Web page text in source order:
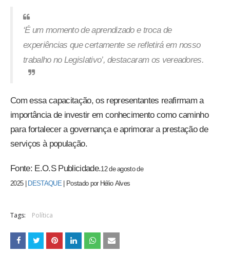
‘É um momento de aprendizado e troca de
experiências que certamente se refletirá em nosso
trabalho no Legislativo’, destacaram os vereadores.
Com essa capacitação, os representantes reafirmam a
importância de investir em conhecimento como caminho
para fortalecer a governança e aprimorar a prestação de
serviços à população.
Fonte: E.O.S Publicidade.12 de agosto de
2025| DESTAQUE| Postado por Hélio Alves
Tags: Política